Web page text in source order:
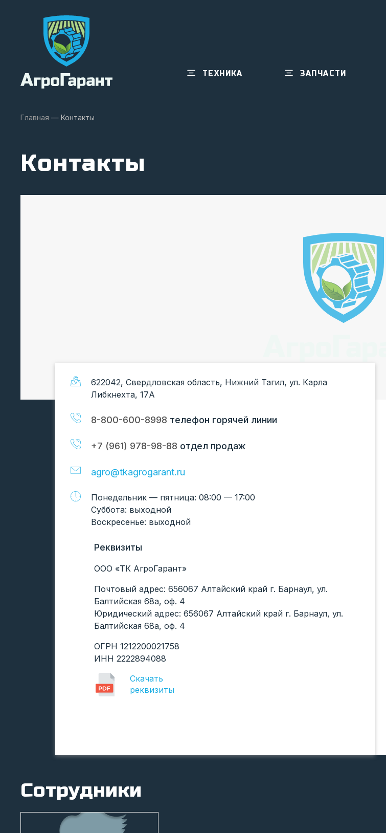
ТЕХНИКА ЗАПЧАСТИ
Главная — Контакты
Контакты
622042, Свердловская область, Нижний Тагил, ул. Карла
Либкнехта, 17А
8-800-600-8998 телефон горячей линии
+7 (961) 978-98-88 отдел продаж
agro@tkagrogarant.ru
Понедельник — пятница: 08:00 — 17:00
Суббота: выходной
Воскресенье: выходной
Реквизиты
ООО «ТК АгроГарант»
Почтовый адрес: 656067 Алтайский край г. Барнаул, ул.
Балтийская 68а, оф. 4
Юридический адрес: 656067 Алтайский край г. Барнаул, ул.
Балтийская 68а, оф. 4
ОГРН 1212200021758
ИНН 2222894088
Скачать
реквизиты
Сотрудники